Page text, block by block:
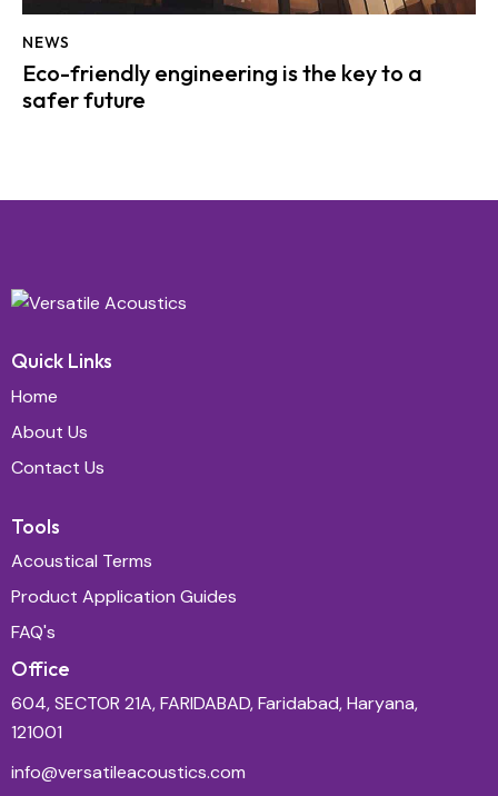
NEWS
Eco-friendly engineering is the key to a
safer future
Quick Links
Home
About Us
Contact Us
Tools
Acoustical Terms
Product Application Guides
FAQ's
Office
604, SECTOR 21A, FARIDABAD, Faridabad, Haryana,
121001
info@versatileacoustics.com